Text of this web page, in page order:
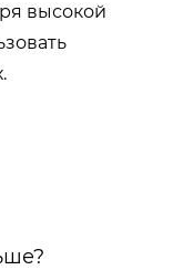
высокой